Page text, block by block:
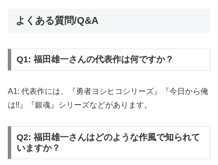
よくある質問/Q&A
Q1: 福田雄一さんの代表作は何ですか？
A1: 代表作には、『勇者ヨシヒコシリーズ』『今日から俺
は!!』『銀魂』シリーズなどがあります。
Q2: 福田雄一さんはどのような作風で知られて
いますか？